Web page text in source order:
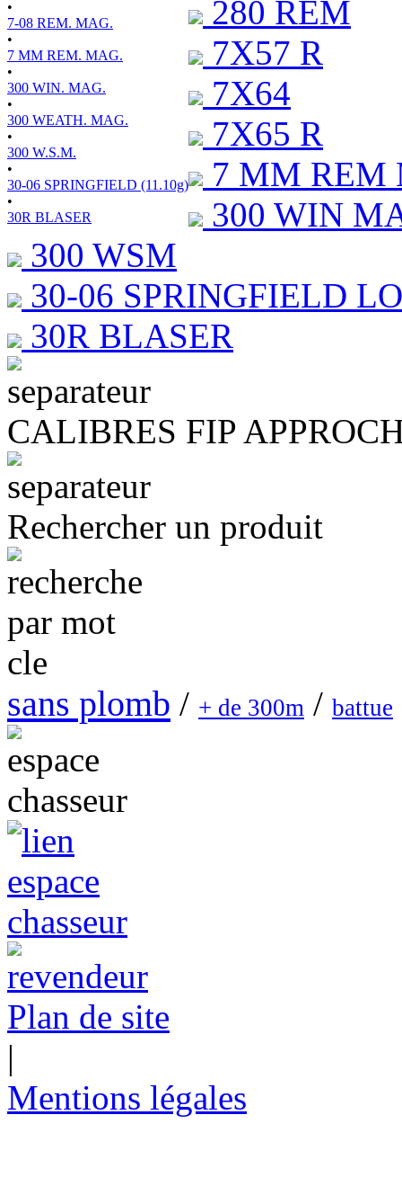
•
7-08 REM. MAG.
•
7 MM REM. MAG.
•
300 WIN. MAG.
•
300 WEATH. MAG.
•
300 W.S.M.
•
30-06 SPRINGFIELD (11.10g)
•
30R BLASER
280 REM
7X57 R
7X64
7X65 R
7 MM REM
300 WIN
300 WSM
30-06 SPRINGFIELD
30R BLASER
CALIBRES FIP
Rechercher un produit
sans plomb / + de 300m / battue
Plan de site
|
Mentions légales